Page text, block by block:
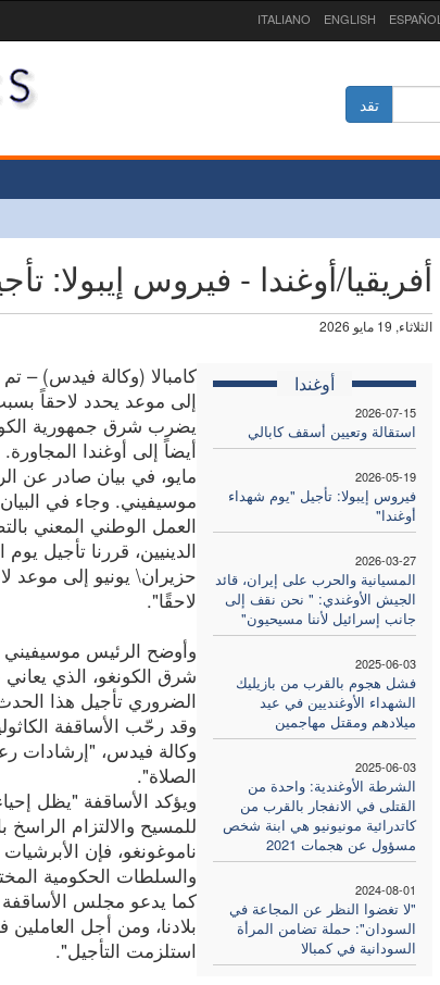
ITALIANO ENGLISH ESPAÑOL
تقد
أفريقيا/أوغندا - فيروس إيبولا:
الثلاثاء, 19 مايو 2026
أوغندا
2026-07-15
استقالة وتعيين أسقف كابالي
2026-05-19
فيروس إيبولا: تأجيل "يوم شهداء
أوغندا"
2026-03-27
المسيانية والحرب على إيران، قائد
الجيش الأوغندي: " نحن نقف إلى
جانب إسرائيل لأننا مسيحيون"
2025-06-03
فشل هجوم بالقرب من بازيليك
الشهداء الأوغنديين في عيد
ميلادهم ومقتل مهاجمين
2025-06-03
الشرطة الأوغندية: واحدة من
القتلى في الانفجار بالقرب من
كاتدرائية مونيونيو هي ابنة شخص
مسؤول عن هجمات 2021
2024-08-01
"لا تغضوا النظر عن المجاعة في
السودان": حملة تضامن المرأة
السودانية في كمبالا
كامبالا (وكالة فيدس) –
إلى موعد يحدد لاحقاً
يضرب شرق جمهورية
مايو، في بيان صادر عن
موسيفيني. وجاء في
العمل الوطني المعني
حزيران\ يونيو إلى موعد
لاحقًا".
وأوضح الرئيس موسيفيني
شرق الكونغو، الذي
الضروري تأجيل هذا
وقد رحّب الأساقفة
وكالة فيدس، "إرشادات
الصلاة".
ويؤكد الأساقفة "يظل
للمسيح والالتزام
ناموغونغو، فإن
والسلطات الحكومية
كما يدعو مجلس الأساقفة
بلادنا، ومن أجل
استلزمت التأجيل".